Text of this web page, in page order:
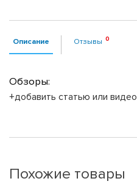
Описание Отзывы
Обзоры:
+добавить статью или видео
Похожие товары